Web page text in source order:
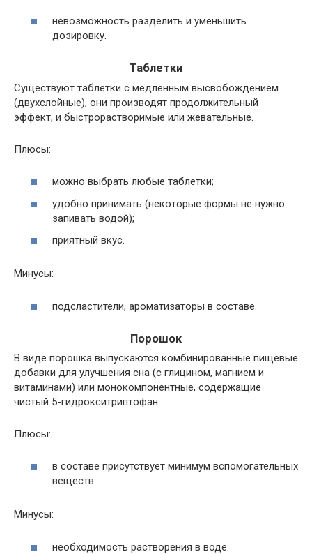
невозможность разделить и уменьшить
дозировку.
Таблетки
Существуют таблетки с медленным высвобождением
(двухслойные), они производят продолжительный
эффект, и быстрорастворимые или жевательные.
Плюсы:
можно выбрать любые таблетки;
удобно принимать (некоторые формы не нужно
запивать водой);
приятный вкус.
Минусы:
подсластители, ароматизаторы в составе.
Порошок
В виде порошка выпускаются комбинированные пищевые
добавки для улучшения сна (с глицином, магнием и
витаминами) или монокомпонентные, содержащие
чистый 5-гидрокситриптофан.
Плюсы:
в составе присутствует минимум вспомогательных
веществ.
Минусы:
необходимость растворения в воде.